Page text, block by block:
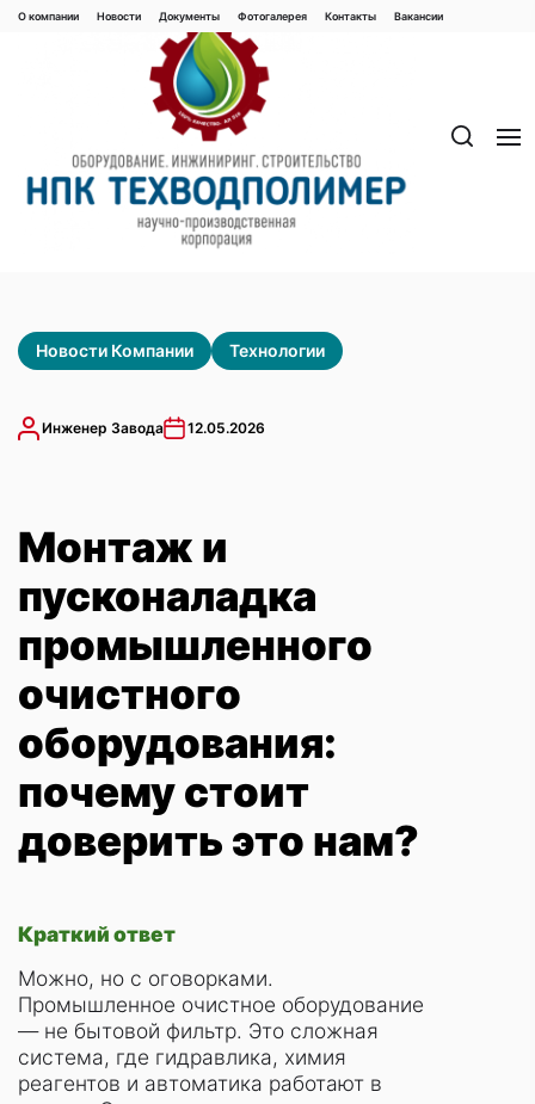
Перейти
Новости Компании Технологии
Инженер Завода 12.05.2026
Монтаж и
пусконаладка
промышленного
очистного
оборудования:
почему стоит
доверить это нам?
Краткий ответ
Можно, но с оговорками.
Промышленное очистное оборудование
— не бытовой фильтр. Это сложная
система, где гидравлика, химия
реагентов и автоматика работают в
О компании Новости Документы Фотогалерея Контaкты Вакaнсии